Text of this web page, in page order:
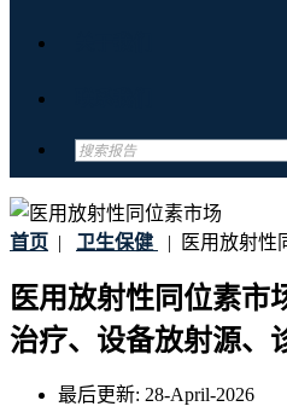
首页 | 卫生保健 | 医用放射性
医用放射性同位素市
治疗、设备放射源、
最后更新: 28-April-2026